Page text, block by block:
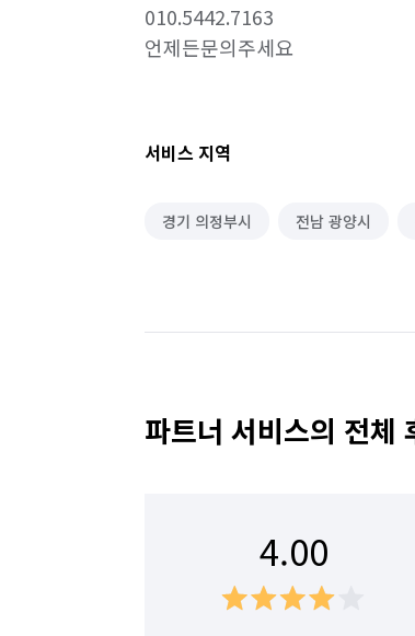
010.5442.7163
언제든문의주세요
서비스 지역
경기 의정부시 전남 광양시
파트너 서비스의 전체
4.00